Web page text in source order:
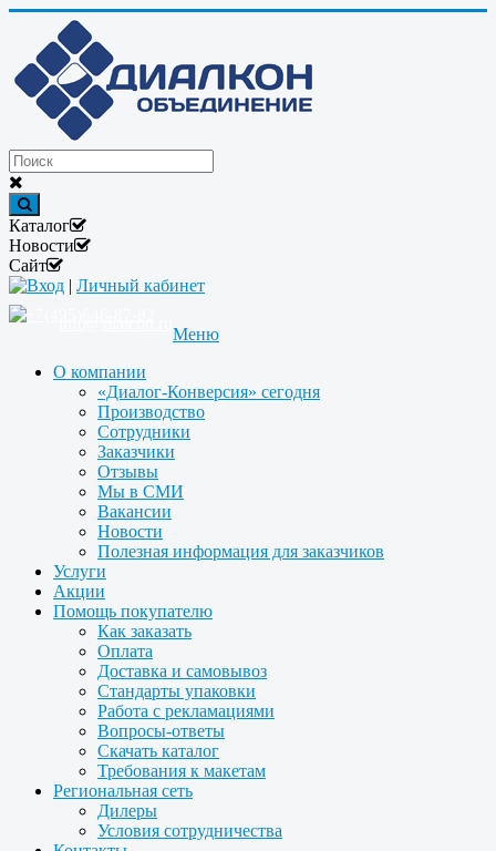
Каталог
Новости
Сайт
Вход | Личный кабинет
Меню
О компании
«Диалог-Конверсия» сегодня
Производство
Сотрудники
Заказчики
Отзывы
Мы в СМИ
Вакансии
Новости
Полезная информация для заказчиков
Услуги
Акции
Помощь покупателю
Как заказать
Оплата
Доставка и самовывоз
Стандарты упаковки
Работа с рекламациями
Вопросы-ответы
Скачать каталог
Требования к макетам
Региональная сеть
Дилеры
Условия сотрудничества